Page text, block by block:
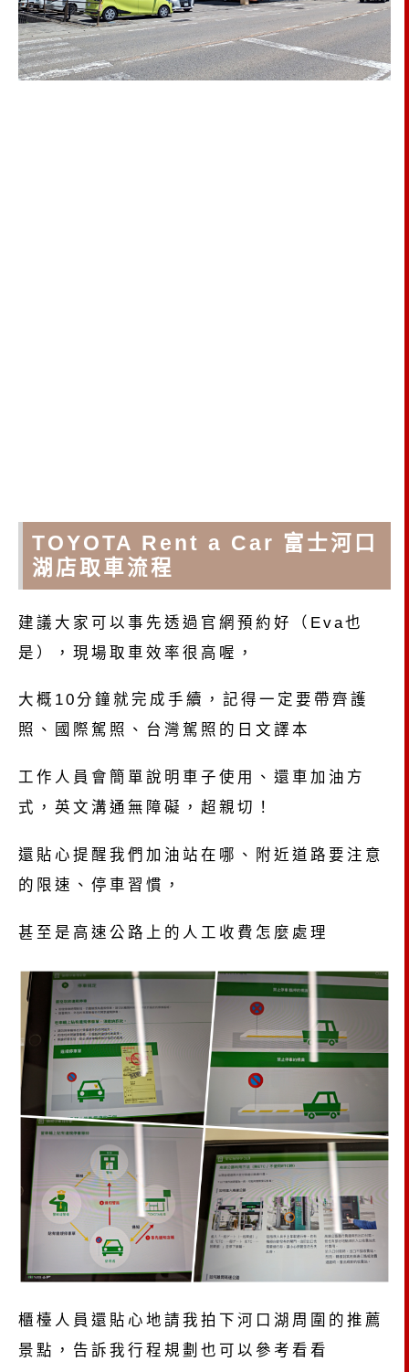
TOYOTA Rent a Car 富士河口
湖店取車流程
建議大家可以事先透過官網預約好（Eva也
是），現場取車效率很高喔，
大概10分鐘就完成手續，記得一定要帶齊護
照、國際駕照、台灣駕照的日文譯本
工作人員會簡單說明車子使用、還車加油方
式，英文溝通無障礙，超親切！
還貼心提醒我們加油站在哪、附近道路要注意
的限速、停車習慣，
甚至是高速公路上的人工收費怎麼處理
櫃檯人員還貼心地請我拍下河口湖周圍的推薦
景點，告訴我行程規劃也可以參考看看